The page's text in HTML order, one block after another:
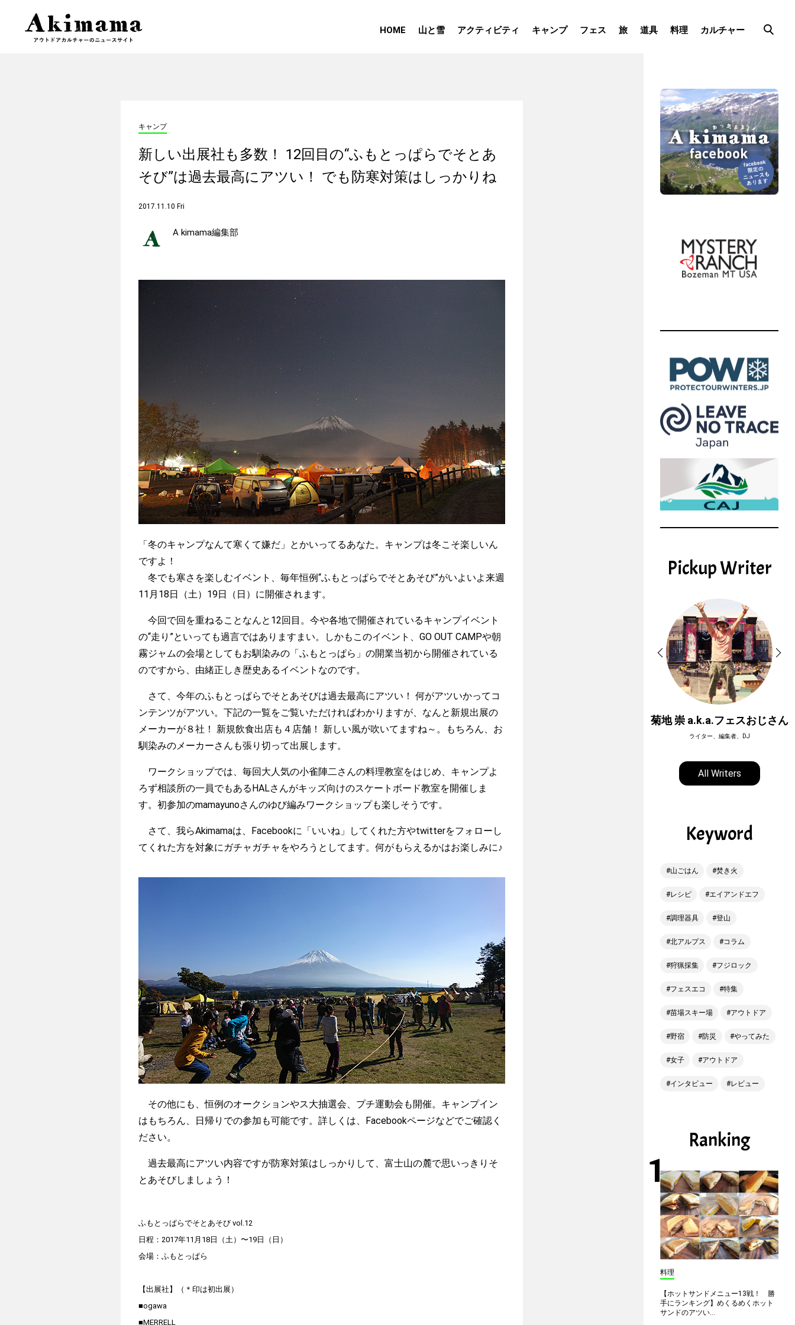
HOME 山と雪 アクティビティ キャンプ フェス 旅 道具 料理 カルチャー
キャンプ
新しい出展社も多数！ 12回目の“ふもとっぱらでそとあ
そび”は過去最高にアツい！ でも防寒対策はしっかりね
2017.11.10 Fri
A kimama編集部
「冬のキャンプなんて寒くて嫌だ」とかいってるあなた。キャンプは冬こそ楽しいん
ですよ！
冬でも寒さを楽しむイベント、毎年恒例“ふもとっぱらでそとあそび”がいよいよ来週
11月18日（土）19日（日）に開催されます。
今回で回を重ねることなんと12回目。今や各地で開催されているキャンプイベント
の“走り”といっても過言ではありますまい。しかもこのイベント、GO OUT CAMPや朝
霧ジャムの会場としてもお馴染みの「ふもとっぱら」の開業当初から開催されている
のですから、由緒正しき歴史あるイベントなのです。
さて、今年のふもとっぱらでそとあそびは過去最高にアツい！ 何がアツいかってコ
ンテンツがアツい。下記の一覧をご覧いただければわかりますが、なんと新規出展の
メーカーが８社！ 新規飲食出店も４店舗！ 新しい風が吹いてますね～。もちろん、お
馴染みのメーカーさんも張り切って出展します。
ワークショップでは、毎回大人気の小雀陣二さんの料理教室をはじめ、キャンプよ
ろず相談所の一員でもあるHALさんがキッズ向けのスケートボード教室を開催しま
す。初参加のmamayunoさんのゆび編みワークショップも楽しそうです。
さて、我らAkimamaは、Facebookに「いいね」してくれた方やtwitterをフォローし
てくれた方を対象にガチャガチャをやろうとしてます。何がもらえるかはお楽しみに♪
その他にも、恒例のオークションやス大抽選会、プチ運動会も開催。キャンプイン
はもちろん、日帰りでの参加も可能です。詳しくは、Facebookページなどでご確認く
ださい。
過去最高にアツい内容ですが防寒対策はしっかりして、富士山の麓で思いっきりそ
とあそびしましょう！
ふもとっぱらでそとあそび vol.12
日程：2017年11月18日（土）〜19日（日）
会場：ふもとっぱら
【出展社】（＊印は初出展）
■ogawa
■MERRELL
Pickup Writer
渡辺信吾
アウトドア系野良ライター
菊地 崇 a.k.a.フェスおじさん
ライター、編集者、DJ
All Writers
Keyword
山ごはん 焚き火
レシピ エイアンドエフ
調理器具 登山
北アルプス コラム
狩猟採集 フジロック
フェスエコ 特集
苗場スキー場 アウトドア
野宿 防災 やってみた
女子 アウトドア
インタビュー レビュー
Ranking
料理
【ホットサンドメニュー13戦！ 勝
手にランキング】めくるめくホット
サンドのアツい...